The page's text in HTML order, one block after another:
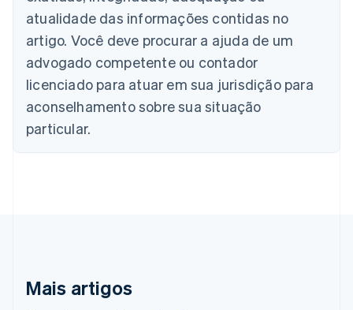
atualidade das informações contidas no
artigo. Você deve procurar a ajuda de um
advogado competente ou contador
licenciado para atuar em sua jurisdição para
aconselhamento sobre sua situação
particular.
Mais artigos
Nederlands FrançaisDeutschEnglish
Brasil
Português English
Bulgária
English
Canadá
China continental
简体中文English
Eslováquia
English